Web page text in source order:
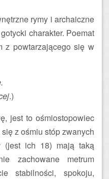
rymy i archaiczne
charakter. Poemat
z powtarzającego się w
.)
jest to ośmiostopowiec
z ośmiu stóp zwanych
(jest ich 18) mają taką
zachowane metrum
stabilności, spokoju,